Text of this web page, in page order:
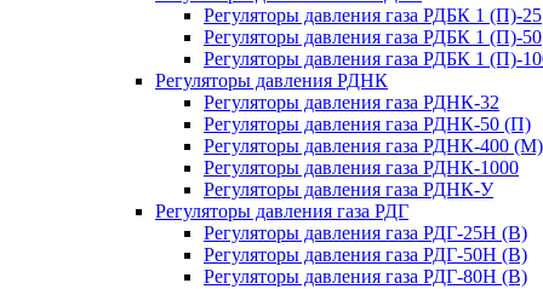
Регуляторы давления газа РДБК 1 (П)-25
Регуляторы давления газа РДБК 1 (П)-50
Регуляторы давления газа РДБК 1 (П)-
Регуляторы давления РДНК
Регуляторы давления газа РДНК-32
Регуляторы давления газа РДНК-50 (П)
Регуляторы давления газа РДНК-400 (М)
Регуляторы давления газа РДНК-1000
Регуляторы давления газа РДНК-У
Регуляторы давления газа РДГ
Регуляторы давления газа РДГ-25Н (В)
Регуляторы давления газа РДГ-50Н (В)
Регуляторы давления газа РДГ-80Н (В)